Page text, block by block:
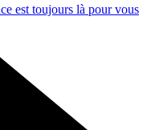
est toujours là pour vous